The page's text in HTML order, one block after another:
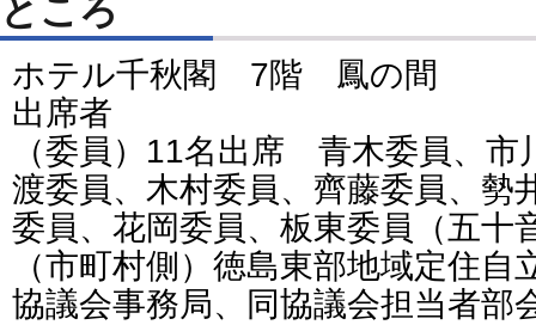
ところ
ホテル千秋閣 7階 鳳の間
出席者
（委員）11名出席 青木委員、市
渡委員、木村委員、齊藤委員、勢
委員、花岡委員、板東委員（五十
（市町村側）徳島東部地域定住
協議会事務局、同協議会担当者部